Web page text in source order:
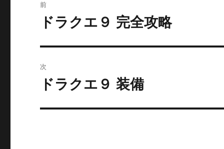
稿
ゲ
前
前
投
稿:
ドラクエ９ 完全攻略
次
次
投
ドラクエ９ 装備